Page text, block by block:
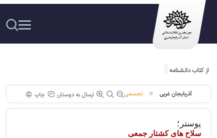
از کتاب دانشنامه موسیقی عاشیقی مکتب ارومیه رونمایی شد
آذربایجان غربی تجسمی ارسال به دوستان چاپ
پوستر؛
سلاح های کشتار جمعی